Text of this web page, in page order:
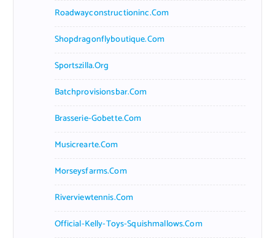
Roadwayconstructioninc.com
Shopdragonflyboutique.com
Sportszilla.org
Batchprovisionsbar.com
Brasserie-Gobette.com
Musicrearte.com
Morseysfarms.com
Riverviewtennis.com
Official-Kelly-Toys-Squishmallows.com